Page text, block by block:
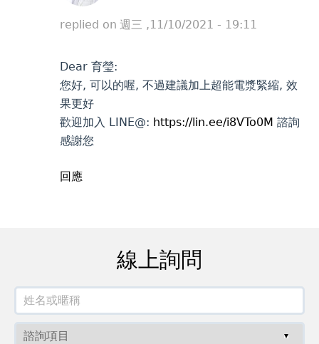
replied on 週三 ,11/10/2021 - 19:11
Dear 育瑩:
您好, 可以的喔, 不過建議加上超能電漿緊縮, 效
果更好
歡迎加入 LINE@: https://lin.ee/i8VTo0M 諮詢
感謝您
回應
線上詢問